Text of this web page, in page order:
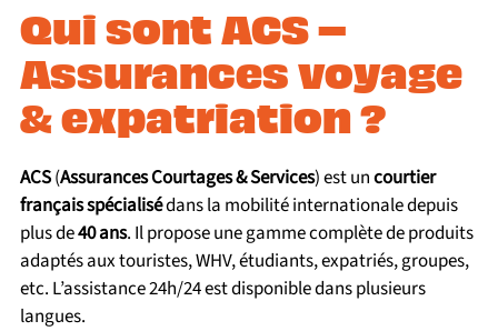
Qui sont ACS –
Assurances voyage
& expatriation ?
ACS(Assurances Courtages & Services) est uncourtier
français spécialisédans la mobilité internationale depuis
plus de40 ans. Il propose une gamme complète de produits
adaptés aux touristes, WHV, étudiants, expatriés, groupes,
etc. L’assistance 24h/24 est disponible dans plusieurs
langues.